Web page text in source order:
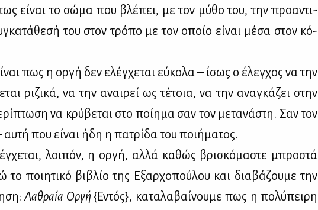
εί­ναι το σώ­μα που βλέ­πει, με τον μύ­θο του, την προ­α­ντι­
του στον τρό­πο με τον οποίο εί­ναι μέ­σα στον κό­
πως η ορ­γή δεν ελέγ­χε­ται εύ­κο­λα – ίσως ο έλεγ­χος να την
ρι­ζι­κά, να την αναι­ρεί ως τέ­τοια, να την ανα­γκά­ζει στην
να κρύ­βε­ται στο ποί­η­μα σαν τον με­τα­νά­στη. Σαν τον
αυ­τή που εί­ναι ήδη η πα­τρί­δα του ποι­ή­μα­τος.
λοι­πόν, η ορ­γή, αλ­λά κα­θώς βρι­σκό­μα­στε μπρο­στά
το ποι­η­τι­κό βι­βλίο της Εξαρ­χο­πού­λου και δια­βά­ζου­με την
Λα­θραία Ορ­γή{Εντός}, κα­τα­λα­βαί­νου­με πως η πο­λύ­πει­ρη